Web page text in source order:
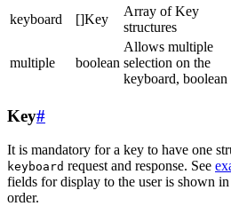
keyboard []Key
Array of Key
structures
multiple boolean
Allows multiple
selection on the
keyboard, boolean
Key#
It is mandatory for a key to have one
keyboard request and response. See
fields for display to the user is shown
order.